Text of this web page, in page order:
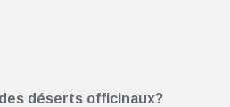
déserts officinaux?